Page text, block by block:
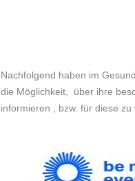
Nachfolgend haben im
die Möglichkeit, über ihre
informieren , bzw. für diese